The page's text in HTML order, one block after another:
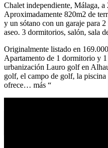
Chalet independiente, Málaga,
Aproximadamente 820m2 de
y un sótano con un garaje para
aseo. 3 dormitorios, salón, sala
Originalmente listado en
Apartamento de 1 dormitorio y
urbanización Lauro golf en
golf, el campo de golf, la
ofrece… más “